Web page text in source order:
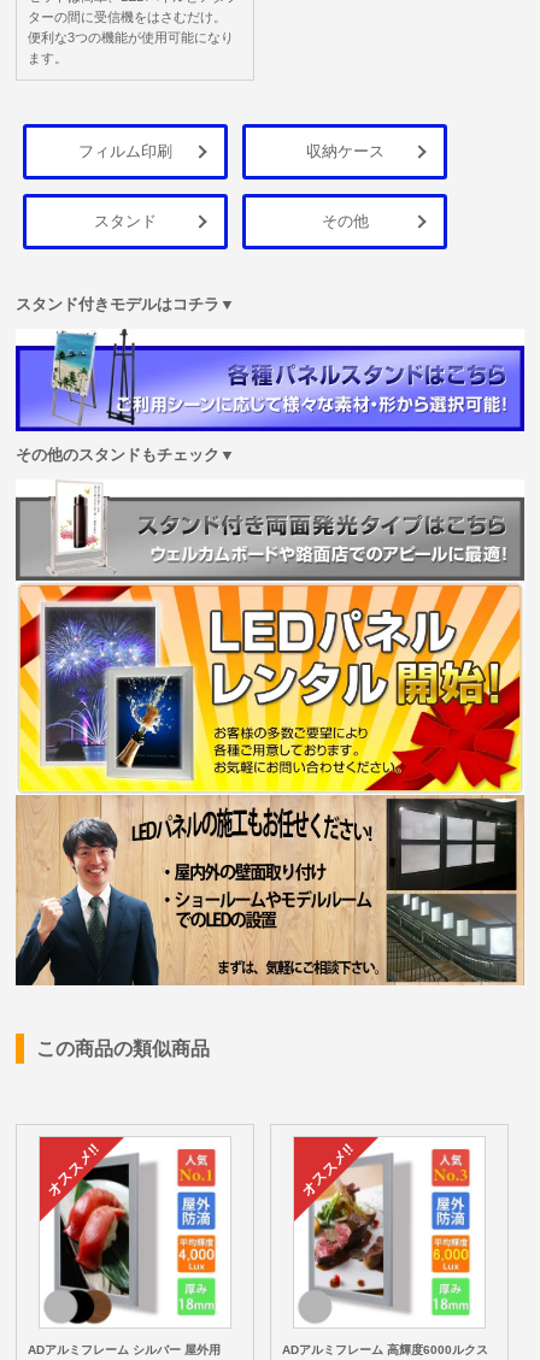
ターの間に受信機をはさむだけ。
便利な3つの機能が使用可能になり
ます。
フィルム印刷 収納ケース
スタンド その他
スタンド付きモデルはコチラ▼
その他のスタンドもチェック▼
この商品の類似商品
ADアルミフレーム シルバー 屋外用
ADアルミフレーム 高輝度6000ルクス